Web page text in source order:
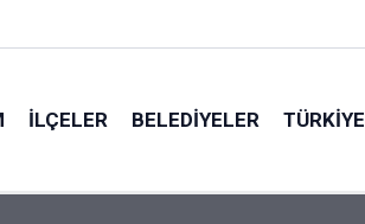
İLÇELER BELEDIYELER TÜRKIYE